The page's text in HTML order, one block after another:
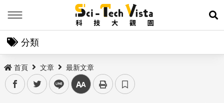
展
分類
首頁 文章 最新文章
facebooktwitter line 中